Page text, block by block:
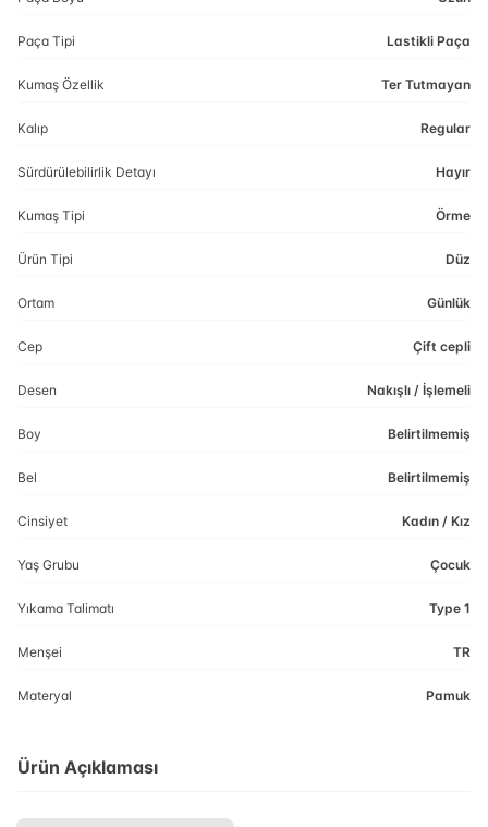
Paça Tipi Lastikli Paça
Kumaş Özellik Ter Tutmayan
Kalıp Regular
Sürdürülebilirlik Detayı Hayır
Kumaş Tipi Örme
Ürün Tipi Düz
Ortam Günlük
Cep Çift cepli
Desen Nakışlı / İşlemeli
Boy Belirtilmemiş
Bel Belirtilmemiş
Cinsiyet Kadın / Kız
Yaş Grubu Çocuk
Yıkama Talimatı Type 1
Menşei TR
Materyal Pamuk
Ürün Açıklaması